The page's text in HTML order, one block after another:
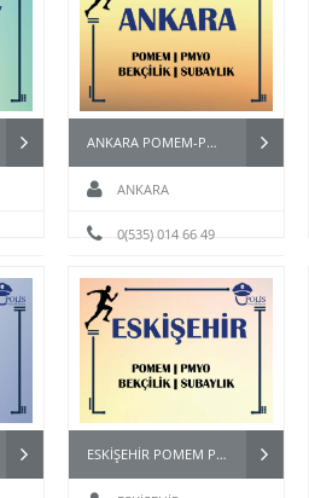
ANKARA POMEM-PMYO-BEKÇİ HAZIRLIK KURSU
ANKARA
0(535) 014 66 49
ESKİŞEHİR POMEM PMYO PÖH BEKÇİ KURSU